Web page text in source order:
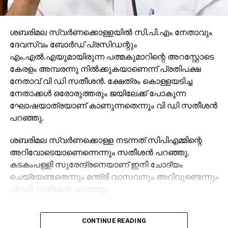
വളര്‍ത്തുകയുമാണ് സര്‍ക്കാര്‍ ചെയ്യുന്നത്.
പ്രതിസന്ധികളിലും രാജ്യത്തിന്റെ കൂടെ നിന്ന
മുസ്ലിംഗളോട് അവര്‍ പാക്കിസ്ഥാനില്‍ പോകാന്‍
പറയുകയാണ്. മോദി എന്ന പേര്
പ്രതീകവല്‍ക്കരിക്കുന്നത് മുതലാത്തവും രാജ്യത്തിന്റെ
പ്രധാനമന്ത്രിയും തമ്മിലുള്ള അവിശുദ്ധ
ബന്ധത്തെയാണെന്നും രാഹുല്‍ ചൂണ്ടിക്കാട്ടി.
രാജ്യത്തിന്റെ മൗലികമായ പ്രശ്‌നങ്ങളില്‍ നിന്ന്
നുണകള്‍ക്ക് മുകളിലാണ് ഈ സര്‍ക്കാര്‍
നിലനില്‍ക്കുന്നത്. കര്‍ഷകര്‍ ആത്മഹത്യ
ചെയ്യുമ്പോള്‍ പ്രധാനമന്ത്രി യോഗ
ചെയ്യുകയായിരുന്നു. രാജ്യത്തിന് മടുത്തിരിക്കുന്നു,
അധികാരത്തിന് വേണ്ടി യുദ്ധം ചെയ്തപ്പോള്‍
ശബരിമല സ്വര്‍ണക്കൊള്ളയില്‍ സി.പി.എം നേതാവും
ദേവസ്വം ബോര്‍ഡ് പ്രസിഡന്റും
എം.എല്‍.എയുമായിരുന്ന പത്മകുമാറിന്റെ അറസ്റ്റോടെ
കേരളം അമ്പരന്നു നില്‍ക്കുകയാണെന്ന് പ്രതിപക്ഷ
നേതാവ് വി ഡി സതീശന്‍. ക്ഷേത്രം കൊള്ളയടിച്ച
നേതാക്കള്‍ ഒരോരുത്തരും ജയിലേക്ക് പോകുന്ന
ഘോഷയാത്രയാണ് കാണുന്നതെന്നും വി ഡി സതീശന്‍
പറഞ്ഞു.
ശബരിമല സ്വര്‍ണക്കൊള്ള നടന്നത് സിപിഎമ്മിന്റെ
അറിവോടെയാണെന്നെന്നും സതീശന്‍ പറഞ്ഞു.
കടകംപള്ളി സുരേന്ദ്രനെയാണ് ഇനി ചോദ്യം
ചെയ്യേണ്ടതെന്നും മന്ത്രി വാസവനും അറിവുണ്ടെന്നും
വി.ഡി സതീശന്‍ പറഞ്ഞു.
ശബരിമല സ്വര്‍ണക്കൊള്ളയില്‍ മുഖ്യമന്ത്രി
പിണറായി വിജയന്‍ എന്തുകൊണ്ട് മൗനം പാലിക്കുന്നു.
CONTINUE READING